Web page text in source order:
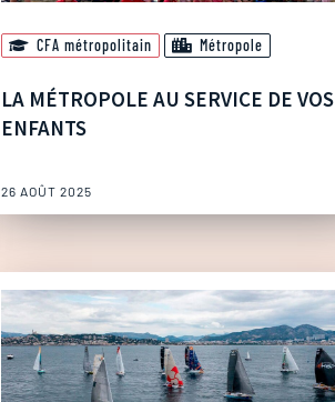
CFA métropolitain Métropole
LA MÉTROPOLE AU SERVICE DE VOS
ENFANTS
26 AOÛT 2025